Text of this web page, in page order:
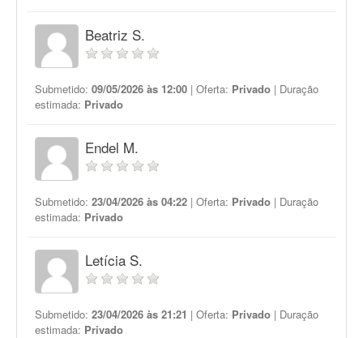
Beatriz S.
Submetido: 09/05/2026 às 12:00 | Oferta: Privado | Duração
estimada: Privado
Endel M.
Submetido: 23/04/2026 às 04:22 | Oferta: Privado | Duração
estimada: Privado
Letícia S.
Submetido: 23/04/2026 às 21:21 | Oferta: Privado | Duração
estimada: Privado